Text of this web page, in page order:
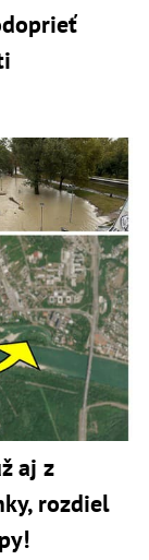
aj z
rozdiel